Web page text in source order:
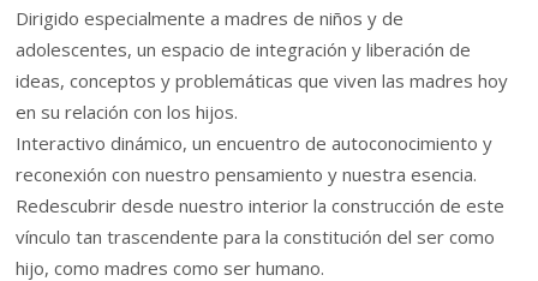
Dirigido especialmente a madres de niños y de
adolescentes, un espacio de integración y liberación de
ideas, conceptos y problemáticas que viven las madres hoy
en su relación con los hijos.
Interactivo dinámico, un encuentro de autoconocimiento y
reconexión con nuestro pensamiento y nuestra esencia.
Redescubrir desde nuestro interior la construcción de este
vínculo tan trascendente para la constitución del ser como
hijo, como madres como ser humano.